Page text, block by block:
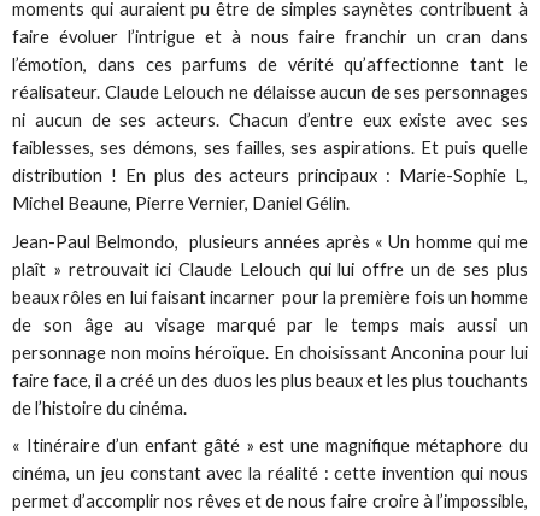
moments qui auraient pu être de simples saynètes contribuent à
faire évoluer l’intrigue et à nous faire franchir un cran dans
l’émotion, dans ces parfums de vérité qu’affectionne tant le
réalisateur. Claude Lelouch ne délaisse aucun de ses personnages
ni aucun de ses acteurs. Chacun d’entre eux existe avec ses
faiblesses, ses démons, ses failles, ses aspirations. Et puis quelle
distribution ! En plus des acteurs principaux : Marie-Sophie L,
Michel Beaune, Pierre Vernier, Daniel Gélin.
Jean-Paul Belmondo, plusieurs années après « Un homme qui me
plaît » retrouvait ici Claude Lelouch qui lui offre un de ses plus
beaux rôles en lui faisant incarner pour la première fois un homme
de son âge au visage marqué par le temps mais aussi un
personnage non moins héroïque. En choisissant Anconina pour lui
faire face, il a créé un des duos les plus beaux et les plus touchants
de l’histoire du cinéma.
« Itinéraire d’un enfant gâté » est une magnifique métaphore du
cinéma, un jeu constant avec la réalité : cette invention qui nous
permet d’accomplir nos rêves et de nous faire croire à l’impossible,